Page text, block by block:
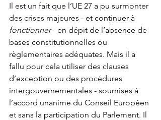
Il est un fait que l’UE 27 a pu surmonter
des crises majeures - et continuer à
fonctionner - en dépit de l’absence de
bases constitutionnelles ou
règlementaires adéquates. Mais il a
fallu pour cela utiliser des clauses
d’exception ou des procédures
intergouvernementales - soumises à
l’accord unanime du Conseil Européen
et sans la participation du Parlement. Il